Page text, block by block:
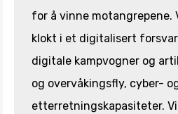
for å vinne motangrepene.
klokt i et digitalisert
digitale kampvogner og
og overvåkingsfly, cyber-
etterretningskapasiteter.